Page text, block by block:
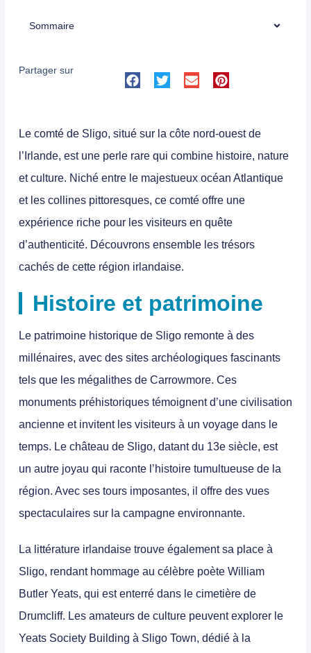
Sommaire
Partager sur
Le comté de Sligo, situé sur la côte nord-ouest de
l’Irlande, est une perle rare qui combine histoire, nature
et culture. Niché entre le majestueux océan Atlantique
et les collines pittoresques, ce comté offre une
expérience riche pour les visiteurs en quête
d’authenticité. Découvrons ensemble les trésors
cachés de cette région irlandaise.
Histoire et patrimoine
Le patrimoine historique de Sligo remonte à des
millénaires, avec des sites archéologiques fascinants
tels que les mégalithes de Carrowmore. Ces
monuments préhistoriques témoignent d’une civilisation
ancienne et invitent les visiteurs à un voyage dans le
temps. Le château de Sligo, datant du 13e siècle, est
un autre joyau qui raconte l’histoire tumultueuse de la
région. Avec ses tours imposantes, il offre des vues
spectaculaires sur la campagne environnante.
La littérature irlandaise trouve également sa place à
Sligo, rendant hommage au célèbre poète William
Butler Yeats, qui est enterré dans le cimetière de
Drumcliff. Les amateurs de culture peuvent explorer le
Yeats Society Building à Sligo Town, dédié à la